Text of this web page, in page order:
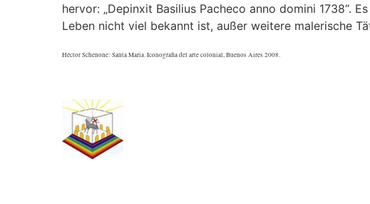
hervor: „Depinxit Basilius Pacheco anno domini 1738“.
Leben nicht viel bekannt ist, außer weitere malerische
Héctor Schenone: Santa Maria. Iconografia del arte colonial, Buenos Aires 2008.